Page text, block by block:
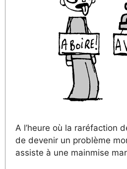
A l’heure où la raréfaction
de devenir un problème
assiste à une mainmise